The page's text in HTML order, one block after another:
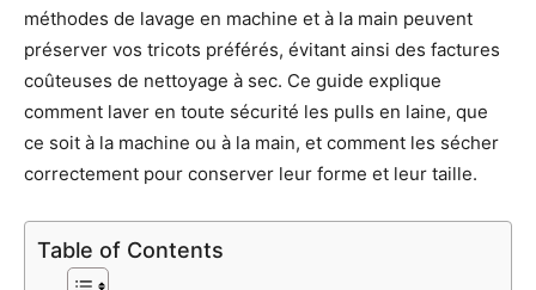
méthodes de lavage en machine et à la main peuvent
préserver vos tricots préférés, évitant ainsi des factures
coûteuses de nettoyage à sec. Ce guide explique
comment laver en toute sécurité les pulls en laine, que
ce soit à la machine ou à la main, et comment les sécher
correctement pour conserver leur forme et leur taille.
Table of Contents